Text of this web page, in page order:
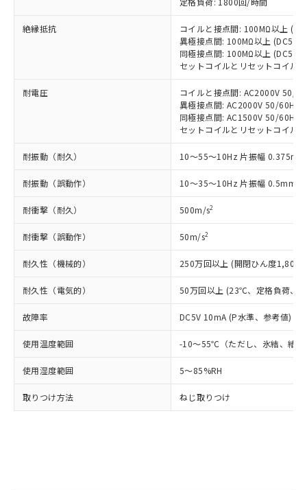
絶縁抵抗
コイルと接点間: 100MΩ以上
異極接点間: 100MΩ以上
同極接点間: 100MΩ以上
セットコイルとリセットコイル
耐電圧
コイルと接点間: AC2000V 50/
異極接点間: AC2000V 50/60Hz
同極接点間: AC1500V 50/60Hz
セットコイルとリセットコイル
耐振動（耐久） 10～55～10Hz 片振幅
耐振動（誤動作） 10～35～10Hz 片振幅 0.5mm (
耐衝撃（耐久） 500m/s2
耐衝撃（誤動作） 50m/s2
耐久性（機械的） 250万回以上 (開閉ひん度1,800
耐久性（電気的） 50万回以上 (23℃、定格負荷、
故障率 DC5V 10mA (P水準、参考値) (
使用温度範囲 -10～55℃（ただし、氷結、結露
使用湿度範囲 5～85%RH
取りつけ方法 ねじ取りつけ
記載している更新日時点での社内デー
タに基づき作成されるものであり、閲
覧された時点での実際の在庫および標
準価格とは異なる場合があることをご
正式な納期状況および標準価格はお客
様のお取引先、またはお客様担当のオ
ムロン制御機器販売店・当社販売員に
オムロン制御機器販売店や当社販売拠
販売ネットワーク
」をご確認
在庫状況および標準価格結果を当社の
事前の承諾なく第三者に漏洩または開
示しないようお願いします。
マイパーツ機能（部品リスト作成サー
ビス）をご利用いただくには、I-Web
メンバーズにご登録されている必要が
お客様が当ウェブサイト上で当社にご
登録された部品リストについて、当社
および当社の共同利用者が、当社の製
品・サービスに関するお客様との取
引・商談に必要な範囲で利用すること
※当社の共同利用者とは、"個人情報
の共同利用に関して"
の「1.共同利
用者の範囲」に記載されている法人を
鉛(Pb) 1000ppm以下、 水銀(Hg) 1000ppm以下、 カド
六価クロム(Cr(Ⅵ)) 1000ppm以下、ポリ臭化ビフェニル
類(PBB) 1000ppm以下、ポリ臭化ジフェニルエーテル類
(PBDE) 1000ppm以下、フタル酸ビス(2-エチルヘキシ
ル) (DEHP)(別名：DOP) 1000ppm以下、フタル酸ブチ
ルベンジル（BBP） 1000ppm以下、フタル酸ジブチル
（DBP） 1000ppm以下、フタル酸ジイソブチル
但し、RoHS指令で産業用監視および制御機器に対する
フタル酸エステル類の４物質については閾値を超える意
図的な使用がないことを確認しています。
部品在庫の切り替え状況などにより、予定
月が前後することがあります。
※3 非含有証明書ダウンロード
下記の非含有証明書をダウンロードするこ
とができます。
EU RoHS指令（10物質）の非含有証明書
51物質の非含有証明書（当社基準）
※本証明書は発行日時点で非含有を証明す
るもので、過去に遡って非含有を証明する
*中国RoHS10物質の基準値 (GB/T26572)：
Pb(鉛) :1000ppm、 Hg(水銀) : 1000ppm、 Cd(カドミウ
Cr(Ⅵ)(六価クロム) : 1000ppm、 PBBs(ポリ臭化ビフェ
DBP(フタル酸ジブチル) : 1000ppm、 DIBP(フタル酸ジ
イソブチル) : 1000ppm、 BBP(フタル酸ブチルベンジ
DEHP(フタル酸ビス(2-エチルヘキシル)) : 1000ppm
※2 環境保護使用期限
「ｅ」：有害物質（10物質）のすべてが基
準値以下であることを示します。
「10」：通常の使用状況下において有害物
質が外部に漏えいし、環境に深刻な影響を
及ぼさない年数を意味します。
「－」：未確認です。当社販売部門へお問
（以下｢規制貨物等」という）を輸出
または国外への提供する場合は、日本
国政府の輸出許可(または役務取引許
可)を取得するなどの必要な手続きを
当社は規制貨物を破棄する場合は、完
全に破砕するなど、違法に輸出されな
いよう必要な手段を講じます。
当社は貴社製品を、核兵器、ミサイ
武器並びにこれらの製造装置等に一切
当社は、貴社製品を第三者に販売する
場合は、上記1、2および3の内容を当
該第三者に通知します。また当社は、
販売先および販売に係わる関係者が違
法に輸出するおそれがある場合は、取
り引きをいたしません。
キャンセル
一定数には満たないが在庫あり
在庫なし(最新の在庫状況につ
いては、お客様のお取引先、ま
たはお客様担当のオムロン制御
機器販売店・当社販売員にご確
空
受注生産機種、また在庫状況の
情報を公開していない機種